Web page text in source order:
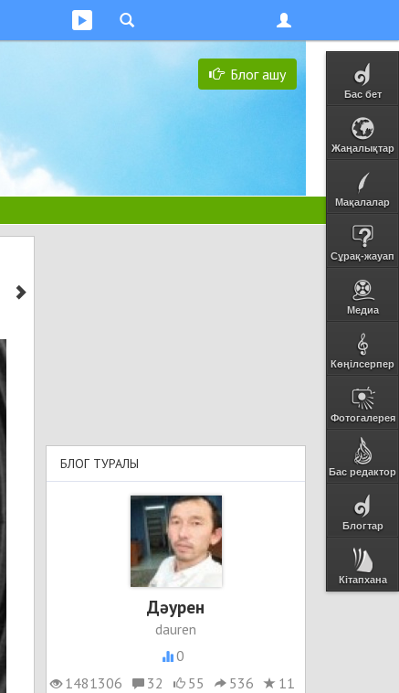
Бас бет
Жаңалықтар
Мақалалар
Сұрақ-жауап
Медиа
Көңілсерпер
Фотогалерея
Бас редактор
Блогтар
Кітапхана
Блог ашу
БЛОГ ТУРАЛЫ
Дәурен
dauren
0
1481306
32 55 536 11